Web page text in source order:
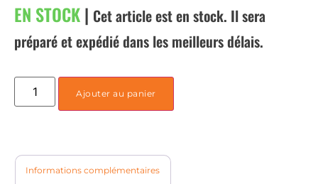
EN STOCK| Cet article est en stock. Il sera
préparé et expédié dans les meilleurs délais.
Ajouter au panier
Informations complémentaires